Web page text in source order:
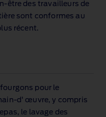
des travailleurs de
sont conformes au
récent.
pour le
œuvre, y compris
le lavage des